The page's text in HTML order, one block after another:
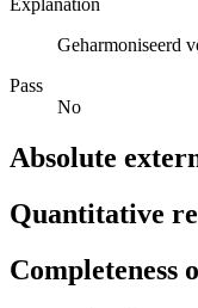
Explanation
Geharmoniseerd
Pass
No
Absolute
Quantitative
Completeness